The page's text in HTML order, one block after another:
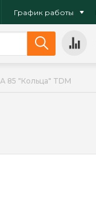
График работы
85 "Кольца" TDM